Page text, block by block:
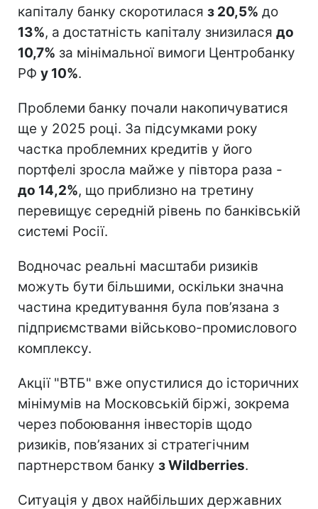
капіталу банку скоротилася з 20,5% до
13%, а достатність капіталу знизилася до
10,7% за мінімальної вимоги Центробанку
РФ у 10%.
Проблеми банку почали накопичуватися
ще у 2025 році. За підсумками року
частка проблемних кредитів у його
портфелі зросла майже у півтора раза -
до 14,2%, що приблизно на третину
перевищує середній рівень по банківській
системі Росії.
Водночас реальні масштаби ризиків
можуть бути більшими, оскільки значна
частина кредитування була пов’язана з
підприємствами військово-промислового
комплексу.
Акції "ВТБ" вже опустилися до історичних
мінімумів на Московській біржі, зокрема
через побоювання інвесторів щодо
ризиків, пов’язаних зі стратегічним
партнерством банку з Wildberries.
Ситуація у двох найбільших державних